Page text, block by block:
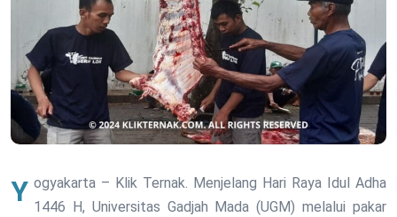
Yogyakarta – Klik Ternak. Menjelang Hari Raya Idul Adha 1446 H, Universitas Gadjah Mada (UGM) melalui pakar